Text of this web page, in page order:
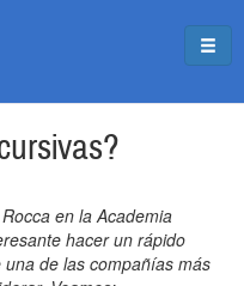
en la Academia
hacer un rápido
de las compañías más